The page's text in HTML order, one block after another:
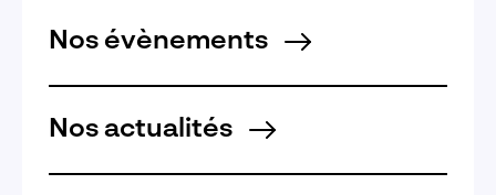
Nos évènements
Nos actualités